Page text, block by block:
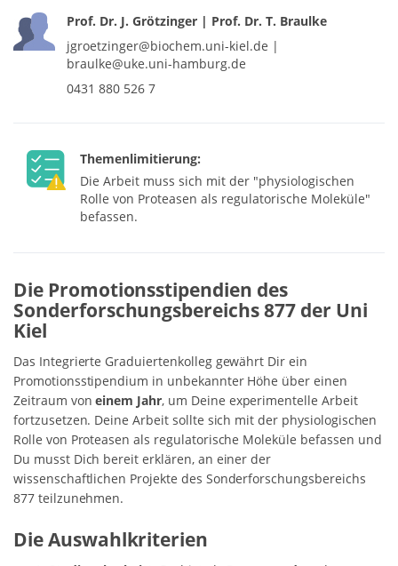
Prof. Dr. J. Grötzinger | Prof. Dr. T. Braulke
jgroetzinger@biochem.uni-kiel.de |
braulke@uke.uni-hamburg.de
0431 880 526 7
Themenlimitierung:
Die Arbeit muss sich mit der "physiologischen
Rolle von Proteasen als regulatorische Moleküle"
befassen.
Die Promotionsstipendien des
Sonderforschungsbereichs 877 der Uni
Kiel
Das Integrierte Graduiertenkolleg gewährt Dir ein
Promotionsstipendium in unbekannter Höhe über einen
Zeitraum voneinem Jahr, um Deine experimentelle Arbeit
fortzusetzen. Deine Arbeit sollte sich mit der physiologischen
Rolle von Proteasen als regulatorische Moleküle befassen und
Du musst Dich bereit erklären, an einer der
wissenschaftlichen Projekte des Sonderforschungsbereichs
877 teilzunehmen.
Die Auswahlkriterien